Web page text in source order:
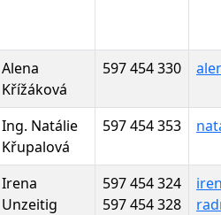
Alena
Křížáková
597 454 330
Ing. Natálie
Křupalová
597 454 353
Irena
Unzeitig
597 454 324
597 454 328